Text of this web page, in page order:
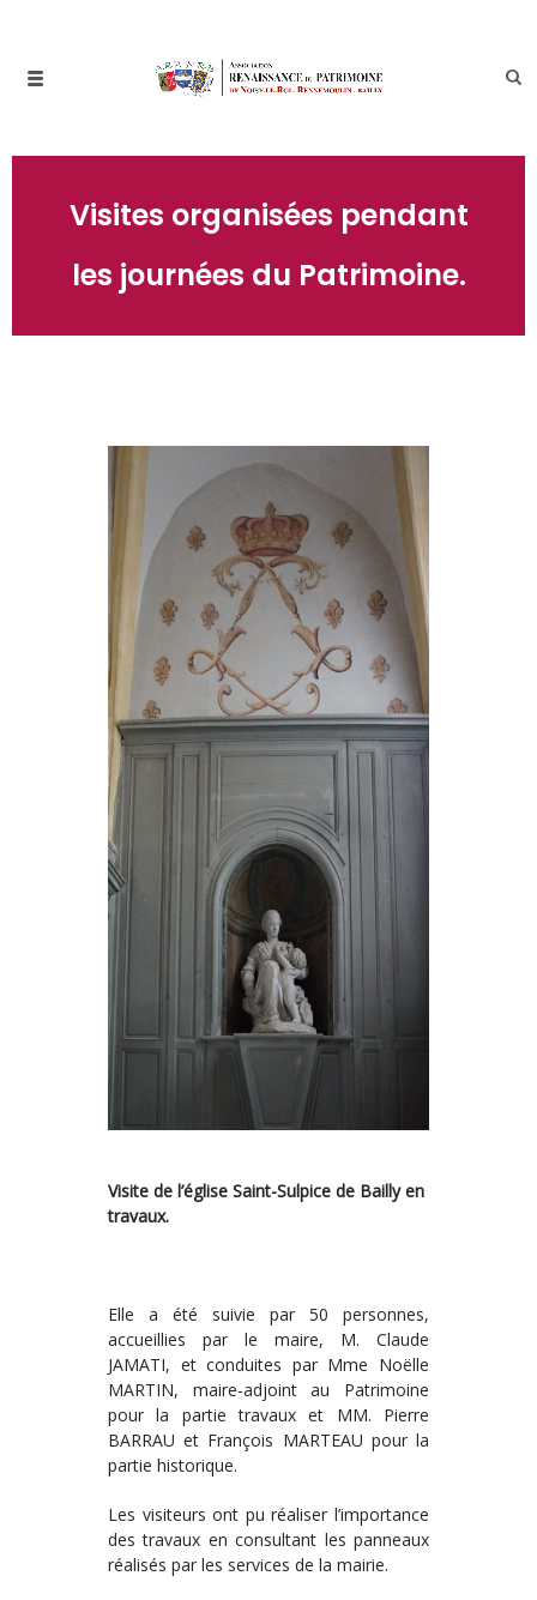
Visites organisées pendant
les journées du Patrimoine.
Visite de l’église Saint-Sulpice de Bailly en
travaux.
Elle a été suivie par 50 personnes,
accueillies par le maire, M. Claude
JAMATI, et conduites par Mme Noëlle
MARTIN, maire-adjoint au Patrimoine
pour la partie travaux et MM. Pierre
BARRAU et François MARTEAU pour la
partie historique.
Les visiteurs ont pu réaliser l’importance
des travaux en consultant les panneaux
réalisés par les services de la mairie.